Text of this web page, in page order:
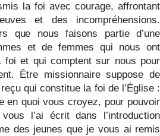
la foi avec courage, affrontant
et des incompréhensions.
que nous faisons partie d’une
et de femmes qui nous ont
et qui comptent sur nous pour
Être missionnaire suppose de
qui constitue la foi de l’Église :
en quoi vous croyez, pour pouvoir
vous l’ai écrit dans l’introduction
des jeunes que je vous ai remis